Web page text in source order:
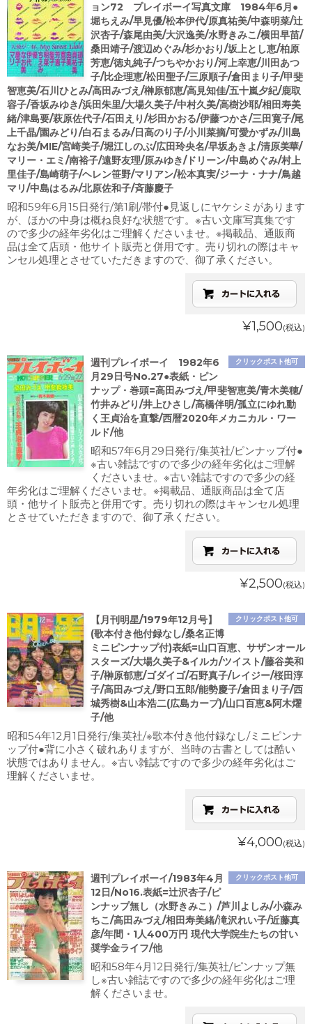
ョン72 プレイボーイ写真文庫 1984年6月●
堀ちえみ/早見優/松本伊代/原真祐美/中森明菜/辻
沢杏子/森尾由美/大沢逸美/水野きみこ/横田早苗/
桑田靖子/渡辺めぐみ/杉かおり/坂上とし恵/柏原
芳恵/徳丸純子/つちやかおり/河上幸恵/川田あつ
子/比企理恵/松田聖子/三原順子/倉田まり子/甲斐
智恵美/石川ひとみ/高田みづえ/榊原郁恵/高見知佳/五十嵐夕紀/鹿取
容子/香坂みゆき/浜田朱里/大場久美子/中村久美/高樹沙耶/相田寿美
緒/津島要/萩原佐代子/石田えり/杉田かおる/伊藤つかさ/三田寛子/尾
上千晶/園みどり/白石まるみ/日高のり子/小川菜摘/可愛かずみ/川島
なお美/MIE/宮崎美子/堀江しのぶ/広田玲央名/早坂あきよ/清原美華/
マリー・エミ/南裕子/遠野友理/原みゆき/ドリーン/中島めぐみ/村上
里佳子/島崎萌子/ヘレン笹野/マリアン/松本真実/ジーナ・ナナ/鳥越
マリ/中島はるみ/北原佐和子/斉藤慶子
昭和59年6月15日発行/第1刷/帯付●見返しにヤケシミがあります
が、ほかの中身は概ね良好な状態です。※古い文庫写真集です
ので多少の経年劣化はご理解くださいませ。※掲載品、通販商
品は全て店頭・他サイト販売と併用です。売り切れの際はキャ
ンセル処理とさせていただきますので、御了承ください。
¥1,500(税込)
クリックポスト他可
週刊プレイボーイ 1982年6
月29日号No.27●表紙・ピン
ナップ・巻頭=高田みづえ/甲斐智恵美/青木美穂/
竹井みどり/井上ひさし/高橋伴明/孤立にゆれ動
く王貞治を直撃/西暦2020年メカニカル・ワー
ルド/他
昭和57年6月29日発行/集英社/ピンナップ付●
※古い雑誌ですので多少の経年劣化はご理解
くださいませ。※古い雑誌ですので多少の経
年劣化はご理解くださいませ。※掲載品、通販商品は全て店
頭・他サイト販売と併用です。売り切れの際はキャンセル処理
とさせていただきますので、御了承ください。
¥2,500(税込)
クリックポスト他可
【月刊明星/1979年12月号】
(歌本付き他付録なし/桑名正博
ミニピンナップ付)表紙=山口百恵、サザンオール
スターズ/大場久美子&イルカ/ツイスト/藤谷美和
子/榊原郁恵/ゴダイゴ/石野真子/レイジー/桜田淳
子/高田みづえ/野口五郎/能勢慶子/倉田まり子/西
城秀樹&山本浩二(広島カープ)/山口百恵&阿木燿
子/他
昭和54年12月1日発行/集英社/※歌本付き他付録なし/ミニピンナ
ップ付●背に小さく破れありますが、当時の古書としては酷い
状態ではありません。※古い雑誌ですので多少の経年劣化はご
理解くださいませ。
¥4,000(税込)
クリックポスト他可
週刊プレイボーイ/1983年4月
12日/No16.表紙=辻沢杏子/ピ
ンナップ無し（水野きみこ）/芦川よしみ/小森み
ちこ/高田みづえ/相田寿美緒/滝沢れい子/近藤真
彦/年間・1人400万円 現代大学院生たちの甘い
奨学金ライフ/他
昭和58年4月12日発行/集英社/ピンナップ無
し※古い雑誌ですので多少の経年劣化はご理
解くださいませ。